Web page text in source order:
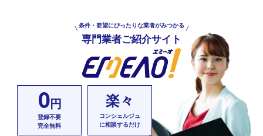
条件・要望にぴったりな業者がみつかる
専門業者ご紹介サイト
0円
登録不要
完全無料
楽々
コンシェルジュ
に相談するだけ